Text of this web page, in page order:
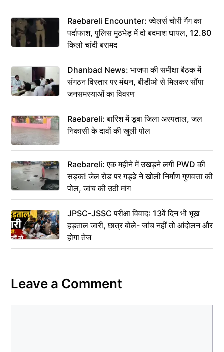
Raebareli Encounter: ज्वेलर्स चोरी गैंग का
पर्दाफाश, पुलिस मुठभेड़ में दो बदमाश घायल, 12.80
किलो चांदी बरामद
Dhanbad News: भाजपा की समीक्षा बैठक में
संगठन विस्तार पर मंथन, बीडीओ से मिलकर सौंपा
जनसमस्याओं का विवरण
Raebareli: बारिश में डूबा जिला अस्पताल, जल
निकासी के दावों की खुली पोल
Raebareli: एक महीने में उखड़ने लगी PWD की
सड़क! जेल रोड पर गड्ढे ने खोली निर्माण गुणवत्ता की
पोल, जांच की उठी मांग
JPSC-JSSC परीक्षा विवाद: 13वें दिन भी भूख
हड़ताल जारी, छात्र बोले- जांच नहीं तो आंदोलन और
होगा तेज
Leave a Comment